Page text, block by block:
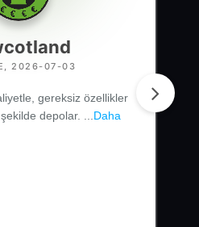
2026-07-03
gereksiz özellikler
depolar. ... Daha